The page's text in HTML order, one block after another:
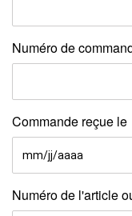
Numéro de
Commande reçue le
MM
slash
JJ
slash
Numéro de l'article